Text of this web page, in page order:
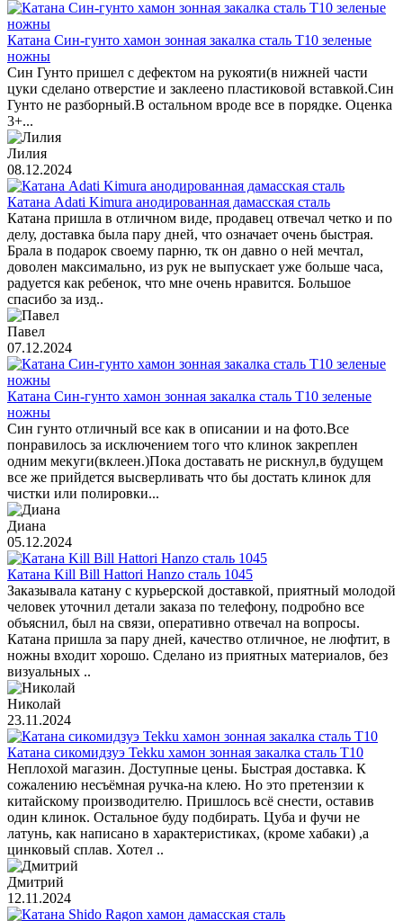
Катана Син-гунто хамон зонная закалка сталь T10 зеленые
ножны
Син Гунто пришел с дефектом на рукояти(в нижней части
цуки сделано отверстие и заклеено пластиковой вставкой.Син
Гунто не разборный.В остальном вроде все в порядке. Оценка
3+...
Лилия
08.12.2024
Катана Adati Kimura анодированная дамасская сталь
Катана пришла в отличном виде, продавец отвечал четко и по
делу, доставка была пару дней, что означает очень быстрая.
Брала в подарок своему парню, тк он давно о ней мечтал,
доволен максимально, из рук не выпускает уже больше часа,
радуется как ребенок, что мне очень нравится. Большое
спасибо за изд..
Павел
07.12.2024
Катана Син-гунто хамон зонная закалка сталь T10 зеленые
ножны
Син гунто отличный все как в описании и на фото.Все
понравилось за исключением того что клинок закреплен
одним мекуги(вклеен.)Пока доставать не рискнул,в будущем
все же прийдется высверливать что бы достать клинок для
чистки или полировки...
Диана
05.12.2024
Катана Kill Bill Hattori Hanzo сталь 1045
Заказывала катану с курьерской доставкой, приятный молодой
человек уточнил детали заказа по телефону, подробно все
объяснил, был на связи, оперативно отвечал на вопросы.
Катана пришла за пару дней, качество отличное, не люфтит, в
ножны входит хорошо. Сделано из приятных материалов, без
визуальных ..
Николай
23.11.2024
Катана сикомидзуэ Tekku хамон зонная закалка сталь T10
Неплохой магазин. Доступные цены. Быстрая доставка. К
сожалению несъёмная ручка-на клею. Но это претензии к
китайскому производителю. Пришлось всё снести, оставив
один клинок. Остальное буду подбирать. Цуба и фучи не
латунь, как написано в характеристиках, (кроме хабаки) ,а
цинковый сплав. Хотел ..
Дмитрий
12.11.2024